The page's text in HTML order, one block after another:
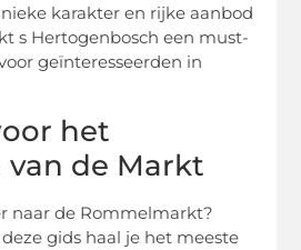
karakter en rijke aanbod
s Hertogenbosch een must-
geïnteresseerden in
het
van de Markt
naar de Rommelmarkt?
gids haal je het meeste